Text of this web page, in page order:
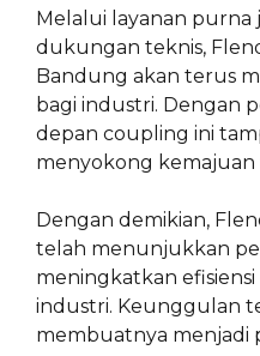
Melalui layanan purna
dukungan teknis,
Bandung akan terus
bagi industri. Dengan
depan coupling ini
menyokong
Dengan demikian,
telah menunjukkan
meningkatkan
industri. Keunggulan
membuatnya menjadi